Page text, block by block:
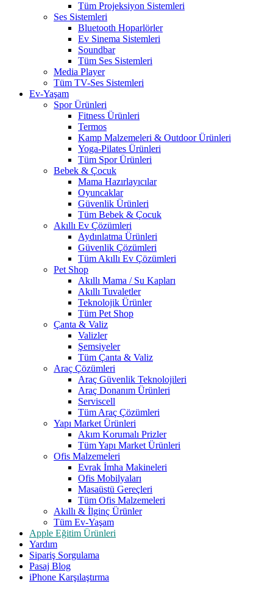
Tüm Projeksiyon Sistemleri
Ses Sistemleri
Bluetooth Hoparlörler
Ev Sinema Sistemleri
Soundbar
Tüm Ses Sistemleri
Media Player
Tüm TV-Ses Sistemleri
Ev-Yaşam
Spor Ürünleri
Fitness Ürünleri
Termos
Kamp Malzemeleri & Outdoor Ürünleri
Yoga-Pilates Ürünleri
Tüm Spor Ürünleri
Bebek & Çocuk
Mama Hazırlayıcılar
Oyuncaklar
Güvenlik Ürünleri
Tüm Bebek & Çocuk
Akıllı Ev Çözümleri
Aydınlatma Ürünleri
Güvenlik Çözümleri
Tüm Akıllı Ev Çözümleri
Pet Shop
Akıllı Mama / Su Kapları
Akıllı Tuvaletler
Teknolojik Ürünler
Tüm Pet Shop
Çanta & Valiz
Valizler
Şemsiyeler
Tüm Çanta & Valiz
Araç Çözümleri
Araç Güvenlik Teknolojileri
Araç Donanım Ürünleri
Serviscell
Tüm Araç Çözümleri
Yapı Market Ürünleri
Akım Korumalı Prizler
Tüm Yapı Market Ürünleri
Ofis Malzemeleri
Evrak İmha Makineleri
Ofis Mobilyaları
Masaüstü Gereçleri
Tüm Ofis Malzemeleri
Akıllı & İlginç Ürünler
Tüm Ev-Yaşam
Apple Eğitim Ürünleri
Yardım
Sipariş Sorgulama
Pasaj Blog
iPhone Karşılaştırma